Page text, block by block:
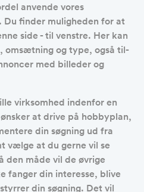
anvende vores
Du finder muligheden for at
side - til venstre. Her kan
omsætning og type, også til-
med billeder og
virksomhed indenfor en
at drive på hobbyplan,
din søgning ud fra
vælge at du gerne vil se
den måde vil de øvrige
fanger din interesse, blive
din søgning. Det vil